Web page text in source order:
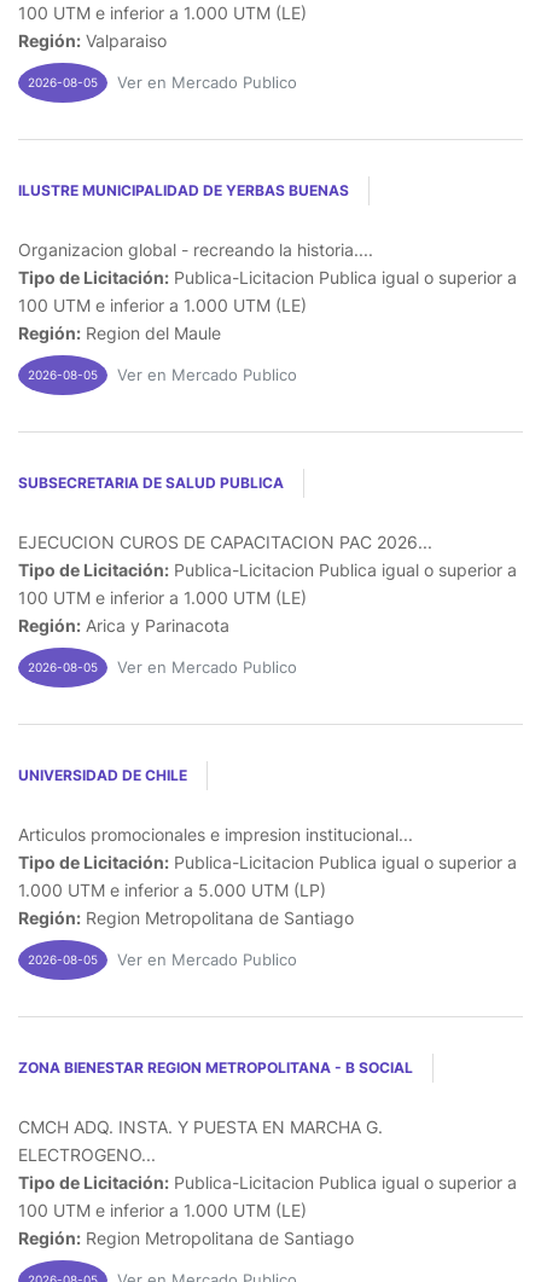
100 UTM e inferior a 1.000 UTM (LE)
Región: Valparaiso
2026-08-05 Ver en Mercado Publico
ILUSTRE MUNICIPALIDAD DE YERBAS BUENAS
Organizacion global - recreando la historia....
Tipo de Licitación: Publica-Licitacion Publica igual o superior a
100 UTM e inferior a 1.000 UTM (LE)
Región: Region del Maule
2026-08-05 Ver en Mercado Publico
SUBSECRETARIA DE SALUD PUBLICA
EJECUCION CUROS DE CAPACITACION PAC 2026...
Tipo de Licitación: Publica-Licitacion Publica igual o superior a
100 UTM e inferior a 1.000 UTM (LE)
Región: Arica y Parinacota
2026-08-05 Ver en Mercado Publico
UNIVERSIDAD DE CHILE
Articulos promocionales e impresion institucional...
Tipo de Licitación: Publica-Licitacion Publica igual o superior a
1.000 UTM e inferior a 5.000 UTM (LP)
Región: Region Metropolitana de Santiago
2026-08-05 Ver en Mercado Publico
ZONA BIENESTAR REGION METROPOLITANA - B SOCIAL
CMCH ADQ. INSTA. Y PUESTA EN MARCHA G.
ELECTROGENO...
Tipo de Licitación: Publica-Licitacion Publica igual o superior a
100 UTM e inferior a 1.000 UTM (LE)
Región: Region Metropolitana de Santiago